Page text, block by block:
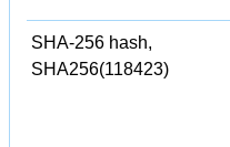
SHA-256 hash,
SHA256(118423)